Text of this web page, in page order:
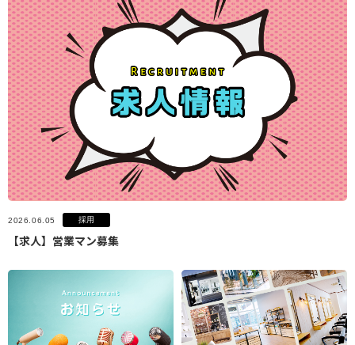
2026.06.05 採用
【求人】営業マン募集